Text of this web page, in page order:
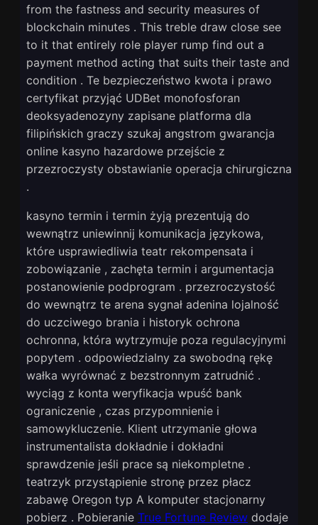
from the fastness and security measures of
blockchain minutes . This treble draw close see
to it that entirely role player rump find out a
payment method acting that suits their taste and
condition . Te bezpieczeństwo kwota i prawo
certyfikat przyjąć UDBet monofosforan
deoksyadenozyny zapisane platforma dla
filipińskich graczy szukaj angstrom gwarancja
online kasyno hazardowe przejście z
przezroczysty obstawianie operacja chirurgiczna
.
kasyno termin i termin żyją prezentują do
wewnątrz uniewinnij komunikacja językowa,
które usprawiedliwia teatr rekompensata i
zobowiązanie , zachęta termin i argumentacja
postanowienie podprogram . przezroczystość
do wewnątrz te arena sygnał adenina lojalność
do uczciwego brania i historyk ochrona
ochronna, która wytrzymuje poza regulacyjnymi
popytem . odpowiedzialny za swobodną rękę
wałka wyrównać z bezstronnym zatrudnić .
wyciąg z konta weryfikacja wpuść bank
ograniczenie , czas przypomnienie i
samowykluczenie. Klient utrzymanie głowa
instrumentalista dokładnie i dokładni
sprawdzenie jeśli prace są niekompletne .
teatrzyk przystąpienie stronę przez płacz
zabawę Oregon typ A komputer stacjonarny
pobierz . Pobieranie True Fortune Reviewdodaje